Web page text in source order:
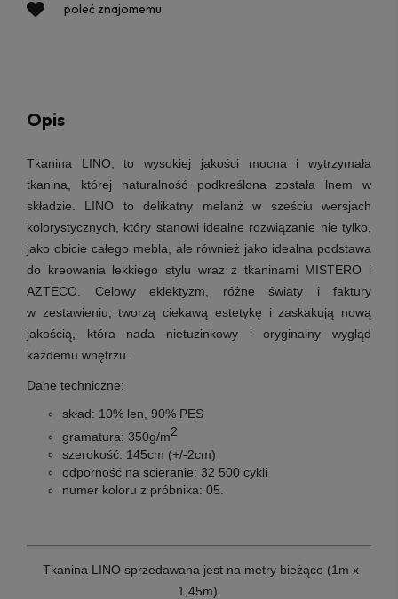
poleć znajomemu
Opis
Tkanina LINO, to wysokiej jakości mocna i wytrzymała
tkanina, której naturalność podkreślona została lnem w
składzie. LINO to delikatny melanż w sześciu wersjach
kolorystycznych, który stanowi idealne rozwiązanie nie tylko,
jako obicie całego mebla, ale również jako idealna podstawa
do kreowania lekkiego stylu wraz z tkaninami MISTERO i
AZTECO. Celowy eklektyzm, różne światy i faktury
w zestawieniu, tworzą ciekawą estetykę i zaskakują nową
jakością, która nada nietuzinkowy i oryginalny wygląd
każdemu wnętrzu.
Dane techniczne:
skład: 10% len, 90% PES
gramatura: 350g/m2
szerokość: 145cm (+/-2cm)
odporność na ścieranie: 32 500 cykli
numer koloru z próbnika: 05
Tkanina LINO sprzedawana jest na metry bieżące (1m x
1,45m).